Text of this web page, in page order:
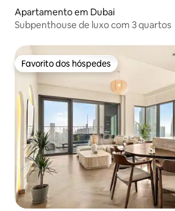
Apartamento em Dubai
Subpenthouse de luxo com 3 quartos
Favorito dos hóspedes
Favorito dos hóspedes